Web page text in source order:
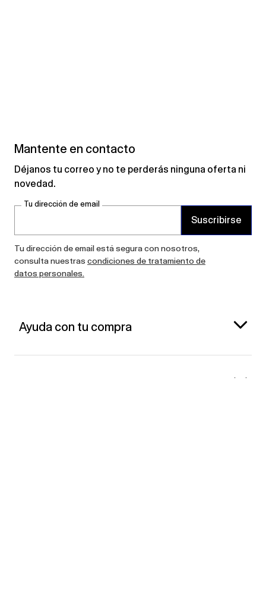
Mantente en contacto
Déjanos tu correo y no te perderás ninguna oferta ni
novedad.
Tu dirección de email
Suscribirse
Tu dirección de email está segura con nosotros,
consulta nuestras condiciones de tratamiento de
datos personales.
Ayuda con tu compra